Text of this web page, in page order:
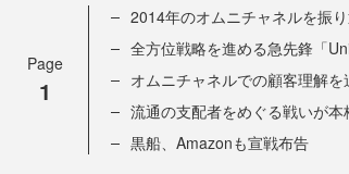
Page
1
2014年のオムニチャネルを振
全方位戦略を進める急先鋒「
オムニチャネルでの顧客理解を
流通の支配者をめぐる戦いが本
黒船、Amazonも宣戦布告